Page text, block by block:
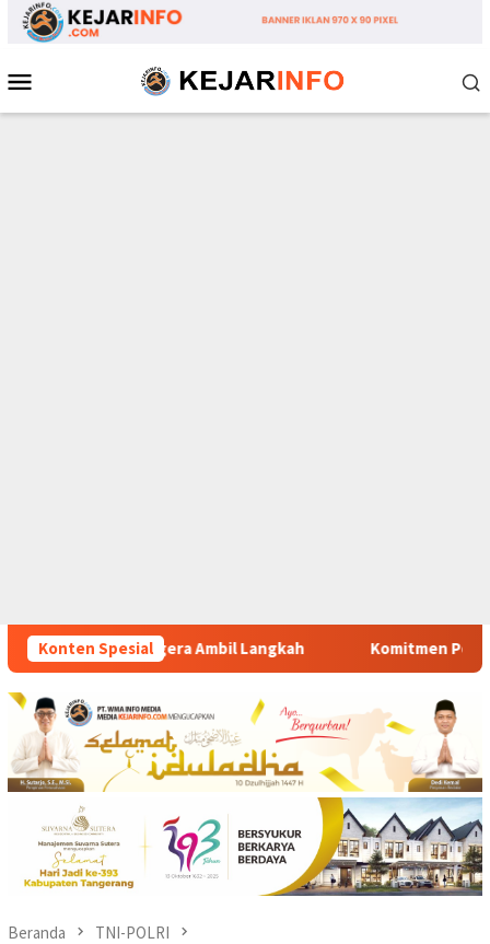
Loncat
Mobile
Konten Spesial
Komitmen Polsek Tigaraksa Tindak Tegas
Beranda TNI-POLRI